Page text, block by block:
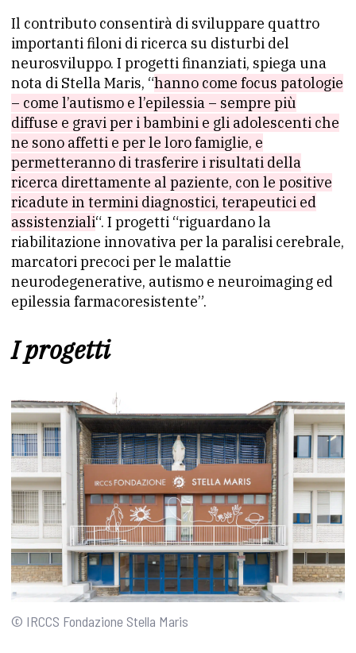
Il contributo consentirà di sviluppare quattro
importanti filoni di ricerca su disturbi del
neurosviluppo. I progetti finanziati, spiega una
nota di Stella Maris, “hanno come focus patologie
– come l’autismo e l’epilessia – sempre più
diffuse e gravi per i bambini e gli adolescenti che
ne sono affetti e per le loro famiglie, e
permetteranno di trasferire i risultati della
ricerca direttamente al paziente, con le positive
ricadute in termini diagnostici, terapeutici ed
assistenziali“. I progetti “riguardano la
riabilitazione innovativa per la paralisi cerebrale,
marcatori precoci per le malattie
neurodegenerative, autismo e neuroimaging ed
epilessia farmacoresistente”.
I progetti
© IRCCS Fondazione Stella Maris